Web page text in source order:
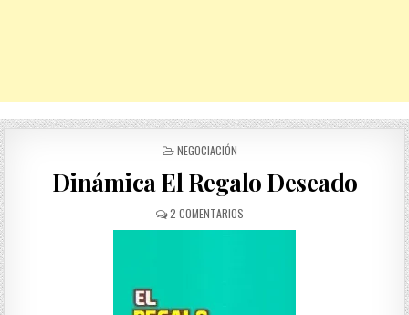
POSTED
NEGOCIACIÓN
Dinámica El Regalo Deseado
2 COMENTARIOS
DINÁMICA